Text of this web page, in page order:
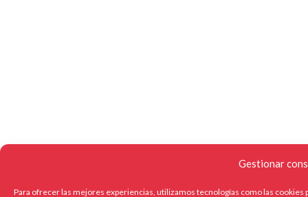
Gestionar
Para ofrecer las mejores experiencias, utilizamos tecnologías como las cookies